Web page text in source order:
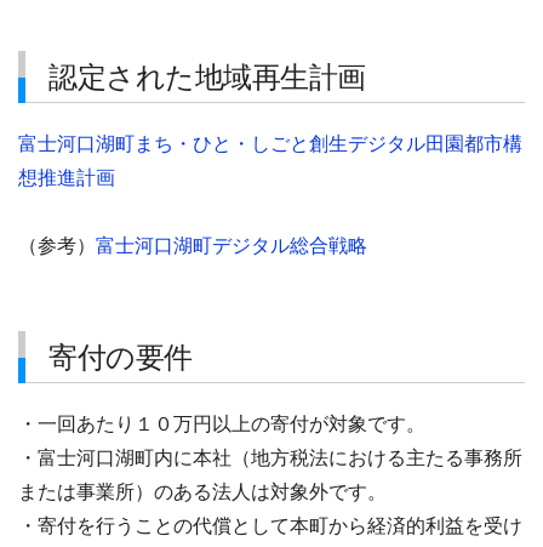
認定された地域再生計画
富士河口湖町まち・ひと・しごと創生デジタル田園都市構
想推進計画
（参考） 富士河口湖町デジタル総合戦略
寄付の要件
・一回あたり１０万円以上の寄付が対象です。
・富士河口湖町内に本社（地方税法における主たる事務所
または事業所）のある法人は対象外です。
・寄付を行うことの代償として本町から経済的利益を受け